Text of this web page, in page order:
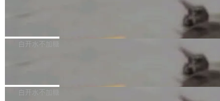
自研的多个文生3D和...
整性保护。效果是：吞吐量提升 41%，每 token
让语音识别不再只是听清，而是真正听懂。通过
w 不要求标准普通话，方言识别覆盖粤语、吴语
新和少量网页兼容性修复版本。 Changes/fixe
容提供的字体时出现的几个问题 为避免音频加
白开水不加糖
发布的 Release Notes，他利用 AI 工具（如 Co
白开水不加糖